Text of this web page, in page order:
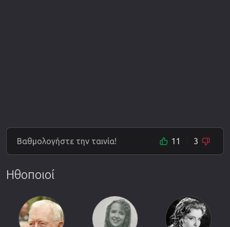
Βαθμολογήστε την ταινία! 11 3
Ηθοποιοί